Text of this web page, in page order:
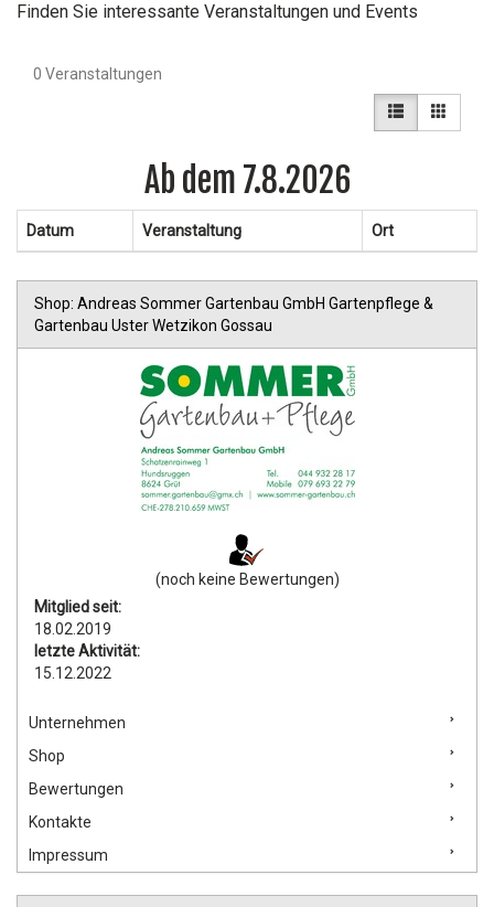
Finden Sie interessante Veranstaltungen und Events
0 Veranstaltungen
Ab dem 7.8.2026
Datum Veranstaltung Ort
Shop: Andreas Sommer Gartenbau GmbH Gartenpflege &
Gartenbau Uster Wetzikon Gossau
(noch keine Bewertungen)
Mitglied seit:
18.02.2019
letzte Aktivität:
15.12.2022
Unternehmen
Shop
Bewertungen
Kontakte
Impressum